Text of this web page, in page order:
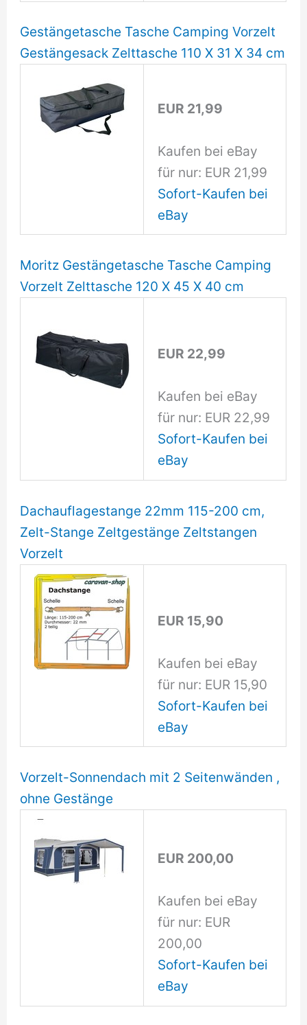
Gestängetasche Tasche Camping Vorzelt
Gestängesack Zelttasche 110 X 31 X 34 cm
EUR 21,99
Kaufen bei eBay
für nur: EUR 21,99
Sofort-Kaufen bei
eBay
Moritz Gestängetasche Tasche Camping
Vorzelt Zelttasche 120 X 45 X 40 cm
EUR 22,99
Kaufen bei eBay
für nur: EUR 22,99
Sofort-Kaufen bei
eBay
Dachauflagestange 22mm 115-200 cm,
Zelt-Stange Zeltgestänge Zeltstangen
Vorzelt
EUR 15,90
Kaufen bei eBay
für nur: EUR 15,90
Sofort-Kaufen bei
eBay
Vorzelt-Sonnendach mit 2 Seitenwänden ,
ohne Gestänge
EUR 200,00
Kaufen bei eBay
für nur: EUR
200,00
Sofort-Kaufen bei
eBay